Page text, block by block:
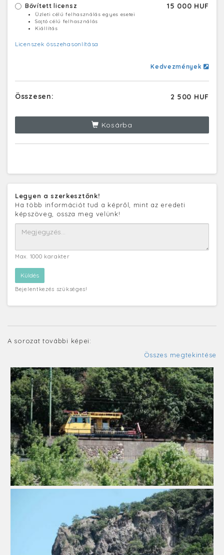
Bővített licensz 15 000 HUF
Üzleti célú felhasználás egyes esetei
Sajtó célú felhasználás
Kiállítás
Licenszek összehasonlítása
Kedvezmények
Összesen: 2 500 HUF
Kosárba
Legyen a szerkesztőnk!
Ha több információt tud a képről, mint az eredeti
képszöveg, ossza meg velünk!
Max. 1000 karakter
Bejelentkezés szükséges!
A sorozat további képei:
Összes megtekintése